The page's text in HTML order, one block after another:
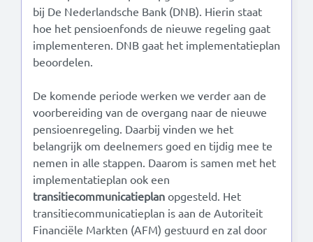
bij De Nederlandsche Bank (DNB). Hierin staat
hoe het pensioenfonds de nieuwe regeling gaat
implementeren. DNB gaat het implementatieplan
beoordelen.
De komende periode werken we verder aan de
voorbereiding van de overgang naar de nieuwe
pensioenregeling. Daarbij vinden we het
belangrijk om deelnemers goed en tijdig mee te
nemen in alle stappen. Daarom is samen met het
implementatieplan ook een
transitiecommunicatieplan opgesteld. Het
transitiecommunicatieplan is aan de Autoriteit
Financiële Markten (AFM) gestuurd en zal door